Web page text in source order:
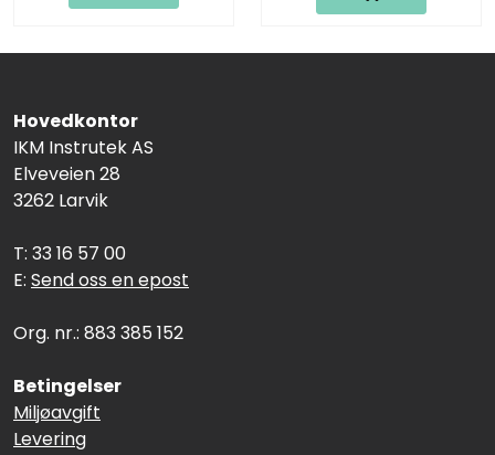
Hovedkontor
IKM Instrutek AS
Elveveien 28
3262 Larvik
T: 33 16 57 00
E: Send oss en epost
Org. nr.: 883 385 152
Betingelser
Miljøavgift
Levering